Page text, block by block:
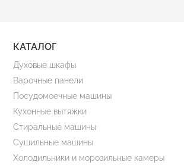
КАТАЛОГ
Духовые шкафы
Варочные панели
Посудомоечные машины
Кухонные вытяжки
Стиральные машины
Сушильные машины
Холодильники и морозильные камеры